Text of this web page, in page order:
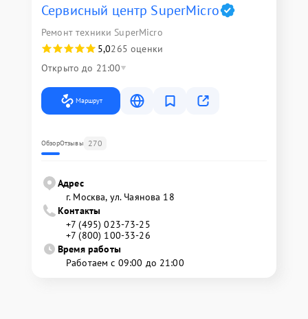
Сервисный центр SuperMicro
Ремонт техники SuperMicro
5,0265 оценки
Открыто до 21:00
Маршрут
ОбзорОтзывы 270
Адрес
г. Москва, ул. Чаянова 18
Контакты
+7 (495) 023-73-25
+7 (800) 100-33-26
Время работы
Работаем с 09:00 до 21:00